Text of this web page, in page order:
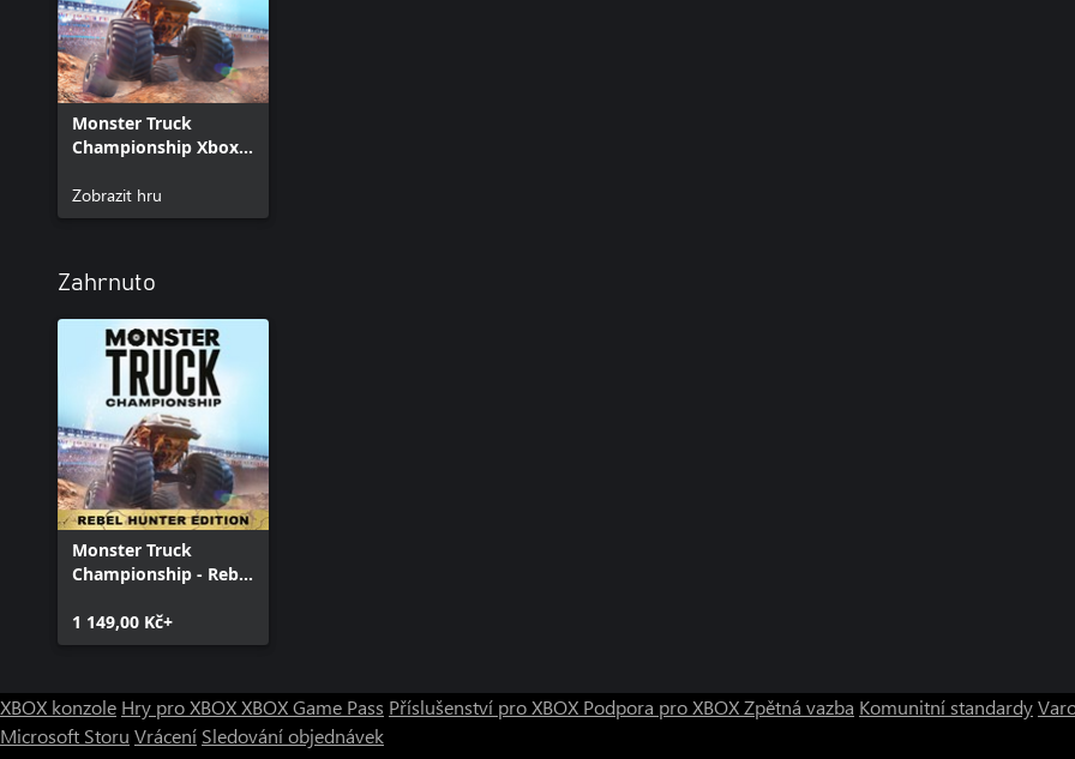
Monster Truck
Championship Xbox
Zobrazit hru
Zahrnuto
Monster Truck
Championship - Rebel
1 149,00 Kč+
XBOX konzole Hry pro XBOXXBOX Game Pass Příslušenství pro XBOX Podpora pro XBOXZpětná vazba Komunitní standardy
Microsoft Storu Vrácení Sledování objednávek